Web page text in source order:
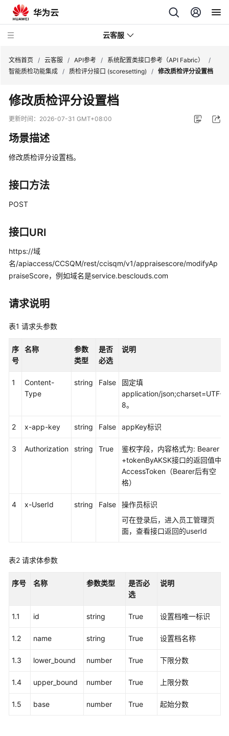
云客服
新
动
品
绍
快
入
用
户
南
价
格
发
鉴
系
配
接
参
（API
述
文档首页 / 云客服 / API参考 / 系统配置类接口参考（API Fabric）
/
智能质检功能集成 / 质检评分接口 (scoresetting) / 修改质检评分设置档
修改质检评分设置档
更新时间： 2026-07-31 GMT+08:00
场景描述
修改质检评分设置档。
接口方法
POST
接口URI
https://域
名/apiaccess/CCSQM/rest/ccisqm/v1/appraisescore/modifyAp
praiseScore，例如域名是service.besclouds.com
请求说明
表1 请求头参数
序
号
名称
参数
类型
是否
必选
说明
1
Content-
Type
string False
固定填
application/json;charset=UTF-
8。
2 x-app-key string False appKey标识
3 Authorization string True
鉴权字段，内容格式为: Bearer
+tokenByAKSK接口的返回值中
AccessToken（Bearer后有空
格）
4 x-UserId string False
操作员标识
可在登录后，进入员工管理页
面，查看接口返回的userId
表2 请求体参数
序号 名称 参数类型
是否必
选
说明
1.1 id string True 设置档唯一标识
1.2 name string True 设置档名称
1.3 lower_bound number True 下限分数
1.4 upper_bound number True 上限分数
1.5 base number True 起始分数